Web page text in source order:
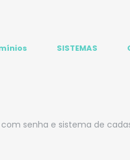
SISTEMAS
senha e sistema de